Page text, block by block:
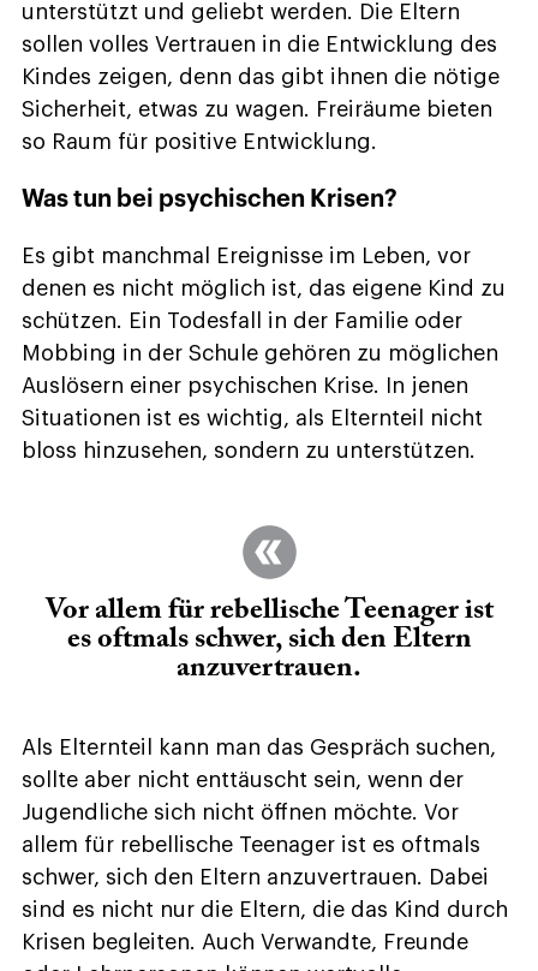
unterstützt und geliebt werden. Die Eltern
sollen volles Vertrauen in die Entwicklung des
Kindes zeigen, denn das gibt ihnen die nötige
Sicherheit, etwas zu wagen. Freiräume bieten
so Raum für positive Entwicklung.
Was tun bei psychischen Krisen?
Es gibt manchmal Ereignisse im Leben, vor
denen es nicht möglich ist, das eigene Kind zu
schützen. Ein Todesfall in der Familie oder
Mobbing in der Schule gehören zu möglichen
Auslösern einer psychischen Krise. In jenen
Situationen ist es wichtig, als Elternteil nicht
bloss hinzusehen, sondern zu unterstützen.
Vor allem für rebellische Teenager ist
es oftmals schwer, sich den Eltern
anzuvertrauen.
Als Elternteil kann man das Gespräch suchen,
sollte aber nicht enttäuscht sein, wenn der
Jugendliche sich nicht öffnen möchte. Vor
allem für rebellische Teenager ist es oftmals
schwer, sich den Eltern anzuvertrauen. Dabei
sind es nicht nur die Eltern, die das Kind durch
Krisen begleiten. Auch Verwandte, Freunde